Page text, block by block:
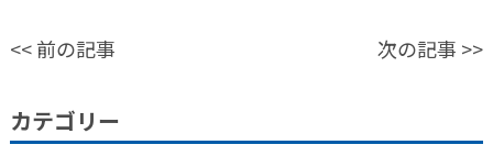
<<前の記事 次の記事 >>
カテゴリー